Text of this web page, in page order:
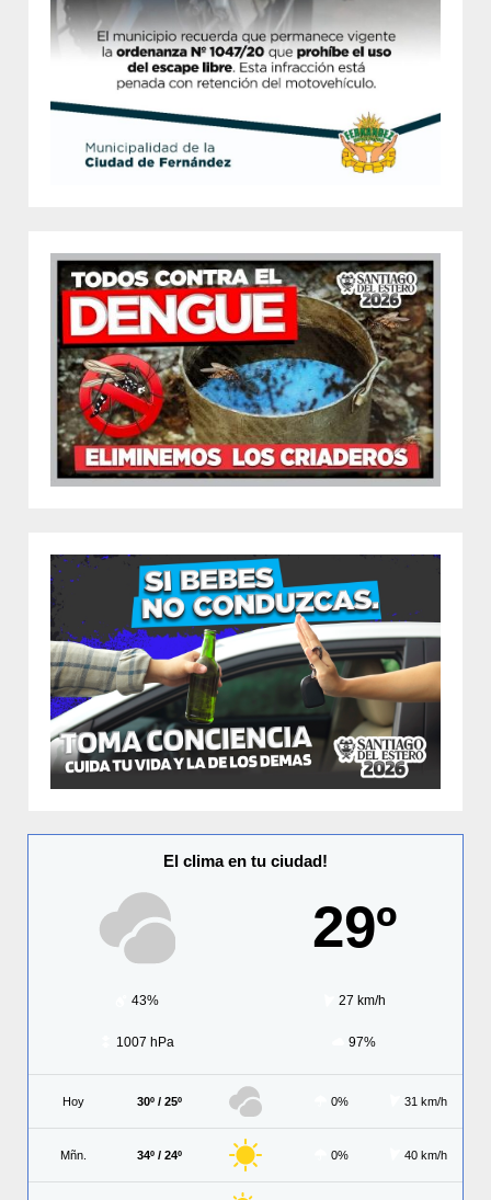
El clima en tu ciudad!
29º
43% 27 km/h
1007 hPa 97%
Hoy 30º / 25º 0% 31 km/h
Mñn. 34º / 24º 0% 40 km/h